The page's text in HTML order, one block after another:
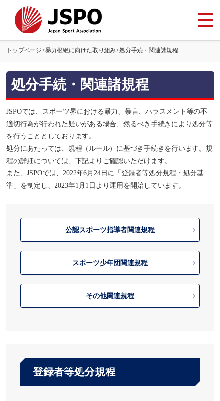
トップページ>暴力根絶に向けた取り組み>処分手続・関連諸規程
処分手続・関連諸規程
JSPOでは、スポーツ界における暴力、暴言、ハラスメント等の不
適切行為が行われた疑いがある場合、然るべき手続きにより処分等
を行うこととしております。
処分にあたっては、規程（ルール）に基づき手続きを行います。規
程の詳細については、下記よりご確認いただけます。
また、JSPOでは、2022年6月24日に「登録者等処分規程・処分基
準」を制定し、2023年1月1日より運用を開始しています。
公認スポーツ指導者関連規程
スポーツ少年団関連規程
その他関連規程
登録者等処分規程